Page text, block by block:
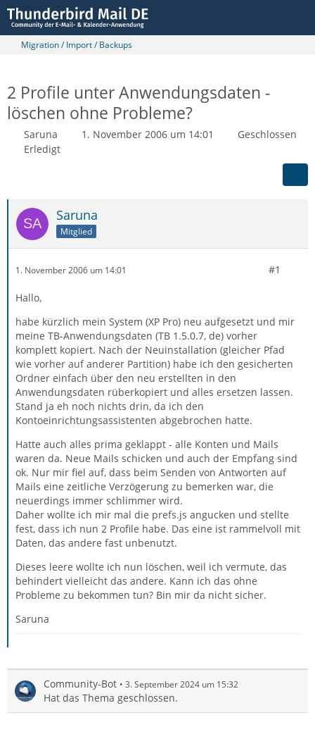
Migration / Import / Backups
2 Profile unter Anwendungsdaten -
löschen ohne Probleme?
Saruna 1. November 2006 um 14:01
Geschlossen
Erledigt
Saruna
Mitglied
1. November 2006 um 14:01 #1
Hallo,
habe kürzlich mein System (XP Pro) neu aufgesetzt und mir
meine TB-Anwendungsdaten (TB 1.5.0.7, de) vorher
komplett kopiert. Nach der Neuinstallation (gleicher Pfad
wie vorher auf anderer Partition) habe ich den gesicherten
Ordner einfach über den neu erstellten in den
Anwendungsdaten rüberkopiert und alles ersetzen lassen.
Stand ja eh noch nichts drin, da ich den
Kontoeinrichtungsassistenten abgebrochen hatte.
Hatte auch alles prima geklappt - alle Konten und Mails
waren da. Neue Mails schicken und auch der Empfang sind
ok. Nur mir fiel auf, dass beim Senden von Antworten auf
Mails eine zeitliche Verzögerung zu bemerken war, die
neuerdings immer schlimmer wird.
Daher wollte ich mir mal die prefs.js angucken und stellte
fest, dass ich nun 2 Profile habe. Das eine ist rammelvoll mit
Daten, das andere fast unbenutzt.
Dieses leere wollte ich nun löschen, weil ich vermute, das
behindert vielleicht das andere. Kann ich das ohne
Probleme zu bekommen tun? Bin mir da nicht sicher.
Saruna
Community-Bot 3. September 2024 um 15:32
Hat das Thema geschlossen.